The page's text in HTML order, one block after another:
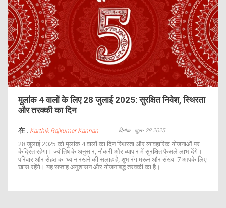
मूलांक 4 वालों के लिए 28 जुलाई 2025: सुरक्षित निवेश, स्थिरता
और तरक्की का दिन
在 : Karthik Rajkumar Kannan दिनांक : जुल॰ 28 2025
28 जुलाई 2025 को मूलांक 4 वालों का दिन स्थिरता और व्यावहारिक योजनाओं पर
केंद्रित रहेगा। ज्योतिष के अनुसार, नौकरी और व्यापार में सुरक्षित फैसले लाभ देंगे।
परिवार और सेहत का ध्यान रखने की सलाह है, शुभ रंग मरून और संख्या 7 आपके लिए
खास रहेंगे। यह सप्ताह अनुशासन और योजनाबद्ध तरक्की का है।